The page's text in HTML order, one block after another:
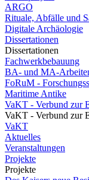
ARGO
Rituale, Abfälle und
Digitale Archäologie
Dissertationen
Dissertationen
Fachwerkbebauung
BA- und MA-
FoRuM -
Maritime Antike
VaKT - Verbund zur
VaKT - Verbund zur
VaKT
Aktuelles
Veranstaltungen
Projekte
Projekte